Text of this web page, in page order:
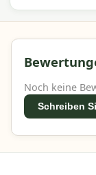
Noch keine
Schreiben